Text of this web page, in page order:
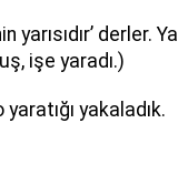
yarısıdır’ derler.
işe yaradı.)
yakaladık.